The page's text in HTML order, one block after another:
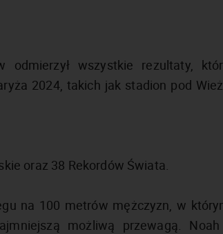
odmierzył wszystkie rezultaty,
2024, takich jak stadion pod
oraz 38 Rekordów Świata.
na 100 metrów mężczyzn, w
możliwą przewagą.